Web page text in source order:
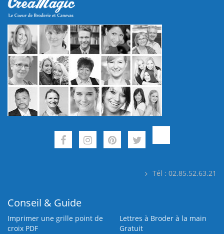
Tél : 02.85.52.63.21
Conseil & Guide
Imprimer une grille point de
croix PDF
Lettres à Broder à la main
Gratuit